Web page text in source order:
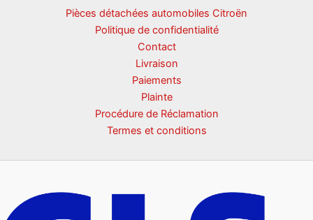
Pièces détachées automobiles Citroën
Politique de confidentialité
Contact
Livraison
Paiements
Plainte
Procédure de Réclamation
Termes et conditions